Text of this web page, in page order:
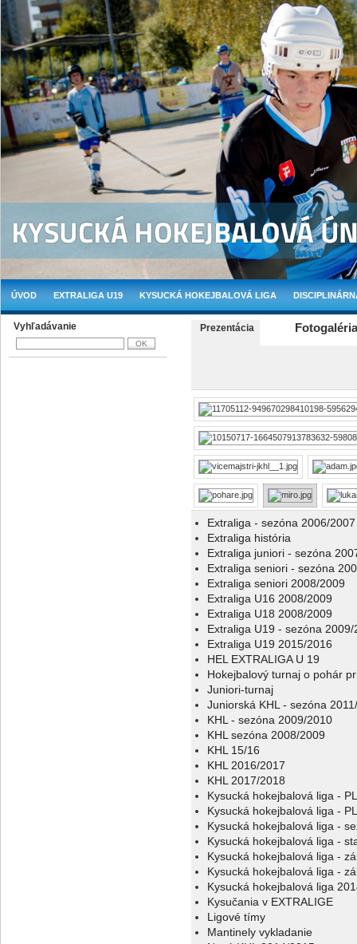
ÚVOD EXTRALIGA U19 KYSUCKÁ HOKEJBALOVÁ LIGA
Vyhľadávanie Prezentácia
Extraliga - sezóna 2006/2007
Extraliga história
Extraliga juniori - sezóna
Extraliga seniori - sezóna
Extraliga seniori 2008/2009
Extraliga U16 2008/2009
Extraliga U18 2008/2009
Extraliga U19 - sezóna 2009/
Extraliga U19 2015/2016
HEL EXTRALIGA U 19
Hokejbalový turnaj o pohár
Juniori-turnaj
Juniorská KHL - sezóna
KHL - sezóna 2009/2010
KHL sezóna 2008/2009
KHL 15/16
KHL 2016/2017
KHL 2017/2018
Kysucká hokejbalová liga -
Kysucká hokejbalová liga -
Kysucká hokejbalová liga -
Kysucká hokejbalová liga -
Kysucká hokejbalová liga -
Kysucká hokejbalová liga -
Kysucká hokejbalová liga
Kysučania v EXTRALIGE
Ligové tímy
Mantinely vykladanie